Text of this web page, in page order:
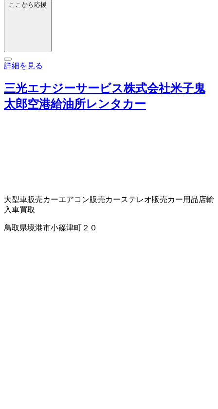
ここから応援
詳細を見る
三光エナジーサービス株式会社米子鬼
太郎空港給油所レンタカー
大型車販売カーエアコン販売カーステレオ販売カー用品店輸
入車買取
鳥取県境港市小篠津町２０